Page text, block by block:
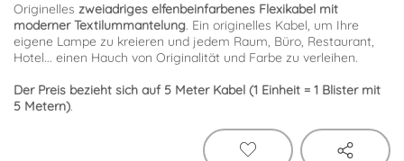
Originelles zweiadriges elfenbeinfarbenes Flexikabel mit
moderner Textilummantelung. Ein originelles Kabel, um Ihre
eigene Lampe zu kreieren und jedem Raum, Büro, Restaurant,
Hotel... einen Hauch von Originalität und Farbe zu verleihen.
Der Preis bezieht sich auf 5 Meter Kabel (1 Einheit = 1 Blister mit
5 Metern).